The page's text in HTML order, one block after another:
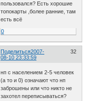
пользовался? Есть хорошие
топокарты ,более ранние, там
есть всё
0
Поделиться 32
2007-
08-10 23:33:59
нп с населением 2-5 человек
(а то и 0) означают что нп
заброшены или что никто не
захотел переписываться?